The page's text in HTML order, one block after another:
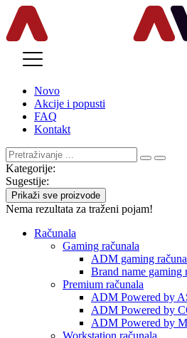
Novo
Akcije i popusti
FAQ
Kontakt
Kategorije:
Sugestije:
Prikaži sve proizvode
Nema rezultata za traženi pojam!
Računala
Gaming računala
ADM gaming
Brand name gaming
Premium računala
ADM Powered by
ADM Powered by
ADM Powered by
Workstation računala